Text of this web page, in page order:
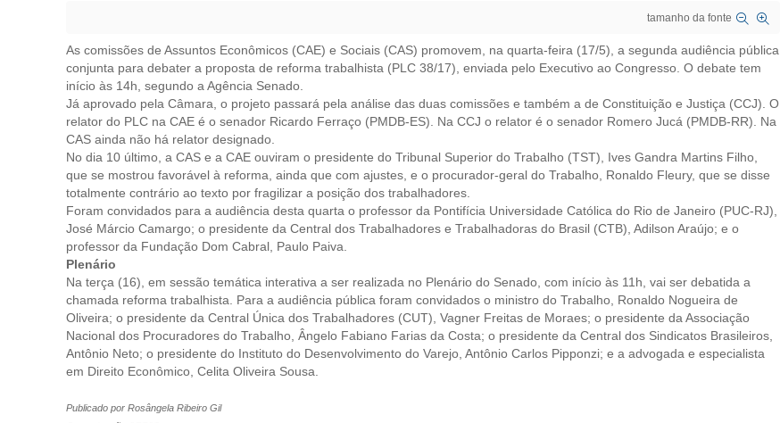
tamanho da fonte
As comissões de Assuntos Econômicos (CAE) e Sociais (CAS) promovem, na quarta-feira (17/5), a segunda audiência pública
conjunta para debater a proposta de reforma trabalhista (PLC 38/17), enviada pelo Executivo ao Congresso. O debate tem
início às 14h, segundo a Agência Senado.
Já aprovado pela Câmara, o projeto passará pela análise das duas comissões e também a de Constituição e Justiça (CCJ). O
relator do PLC na CAE é o senador Ricardo Ferraço (PMDB-ES). Na CCJ o relator é o senador Romero Jucá (PMDB-RR). Na
CAS ainda não há relator designado.
No dia 10 último, a CAS e a CAE ouviram o presidente do Tribunal Superior do Trabalho (TST), Ives Gandra Martins Filho,
que se mostrou favorável à reforma, ainda que com ajustes, e o procurador-geral do Trabalho, Ronaldo Fleury, que se disse
totalmente contrário ao texto por fragilizar a posição dos trabalhadores.
Foram convidados para a audiência desta quarta o professor da Pontifícia Universidade Católica do Rio de Janeiro (PUC-RJ),
José Márcio Camargo; o presidente da Central dos Trabalhadores e Trabalhadoras do Brasil (CTB), Adilson Araújo; e o
professor da Fundação Dom Cabral, Paulo Paiva.
Plenário
Na terça (16), em sessão temática interativa a ser realizada no Plenário do Senado, com início às 11h, vai ser debatida a
chamada reforma trabalhista. Para a audiência pública foram convidados o ministro do Trabalho, Ronaldo Nogueira de
Oliveira; o presidente da Central Única dos Trabalhadores (CUT), Vagner Freitas de Moraes; o presidente da Associação
Nacional dos Procuradores do Trabalho, Ângelo Fabiano Farias da Costa; o presidente da Central dos Sindicatos Brasileiros,
Antônio Neto; o presidente do Instituto do Desenvolvimento do Varejo, Antônio Carlos Pipponzi; e a advogada e especialista
em Direito Econômico, Celita Oliveira Sousa.
Publicado por Rosângela Ribeiro Gil